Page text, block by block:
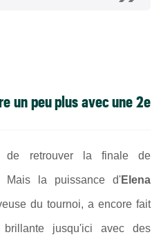
un peu plus avec une 2e
de retrouver la finale de
Mais la puissance d'Elena
du tournoi, a encore fait
brillante jusqu'ici avec des